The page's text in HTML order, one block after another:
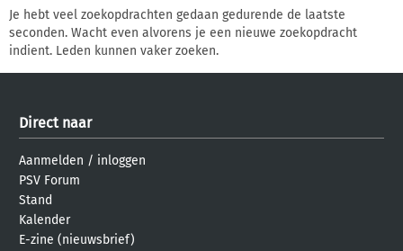
Je hebt veel zoekopdrachten gedaan gedurende de laatste
seconden. Wacht even alvorens je een nieuwe zoekopdracht
indient. Leden kunnen vaker zoeken.
Direct naar
Aanmelden / inloggen
PSV Forum
Stand
Kalender
E-zine (nieuwsbrief)